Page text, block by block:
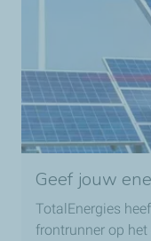
Geef jouw
TotalEnergies
frontrunner op